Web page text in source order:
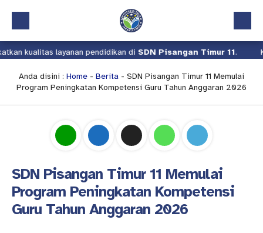
Beranda
Profil
Pindah Sekolah
UKS
layanan pendidikan diSDN Pisangan Timur 11. Kami
Anda disini : Home - Berita - SDN Pisangan Timur 11 Memulai
Program Peningkatan Kompetensi Guru Tahun Anggaran 2026
SDN Pisangan Timur 11 Memulai
Program Peningkatan Kompetensi
Guru Tahun Anggaran 2026